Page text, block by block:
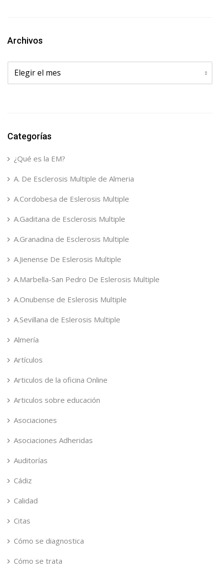
Archivos
Archivos
Categorías
¿Qué es la EM?
A. De Esclerosis Multiple de Almeria
A.Cordobesa de Eslerosis Multiple
A.Gaditana de Esclerosis Multiple
A.Granadina de Esclerosis Multiple
A.Jienense De Eslerosis Multiple
A.Marbella-San Pedro De Eslerosis Multiple
A.Onubense de Eslerosis Multiple
A.Sevillana de Eslerosis Multiple
Almería
Artículos
Articulos de la oficina Online
Articulos sobre educación
Asociaciones
Asociaciones Adheridas
Auditorías
Cádiz
Calidad
Citas
Cómo se diagnostica
Cómo se trata